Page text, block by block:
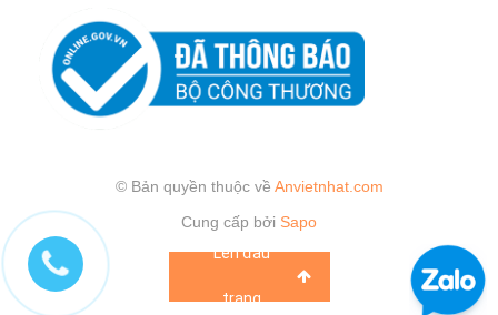
© Bản quyền thuộc về Anvietnhat.com
Cung cấp bởi Sapo
Lên đầu
trang